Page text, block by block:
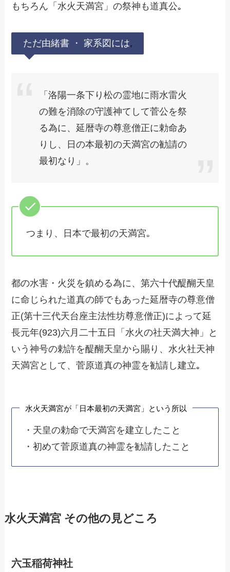
もちろん「水火天満宮」の祭神も道真公｡
ただ由緒書 ・ 家系図には,
「洛陽一条下り松の霊地に雨水雷火
の難を消除の守護神てして菅公を祭
る為に、延暦寺の尊意僧正に勅命あ
りし、日の本最初の天満宮の勧請の
最初なり」。
つまり、日本で最初の天満宮｡
都の水害・火災を鎮める為に、第六十代醍醐天皇
に命じられた道真の師でもあった延暦寺の尊意僧
正(第十三代天台座主法性坊尊意僧正)によって延
長元年(923)六月二十五日「水火の社天満大神」と
いう神号の勅許を醍醐天皇から賜り、水火社天神
天満宮として、菅原道真の神霊を勧請し建立｡
水火天満宮が「日本最初の天満宮」という所以
・天皇の勅命で天満宮を建立したこと
・初めて菅原道真の神霊を勧請したこと
水火天満宮 その他の見どころ
六玉稲荷神社